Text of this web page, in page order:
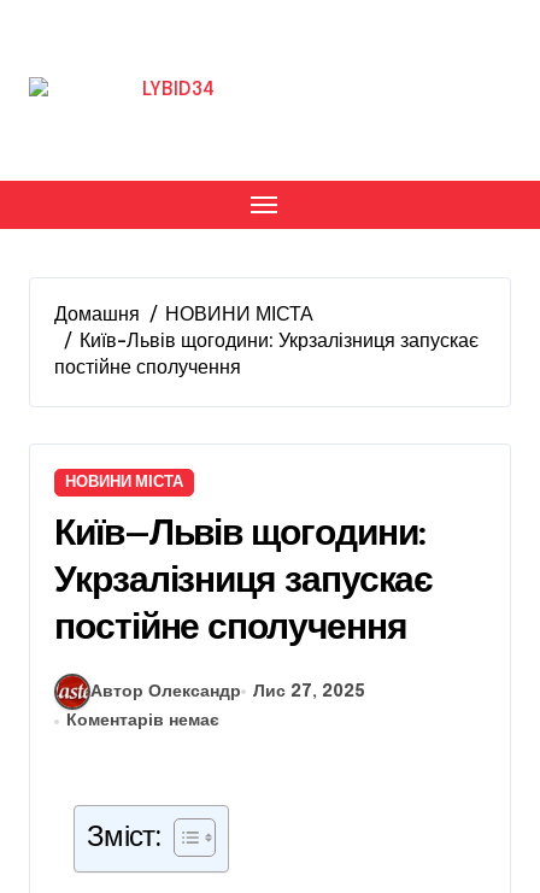
Домашня
НОВИНИ МІСТА
Київ–Львів щогодини: Укрзалізниця запускає
постійне сполучення
НОВИНИ МІСТА
Київ–Львів щогодини:
Укрзалізниця запускає
постійне сполучення
Автор Олександр
Лис 27, 2025
Коментарів немає
Зміст: